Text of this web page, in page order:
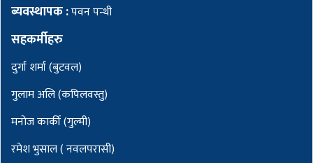
ब्यवस्थापक :पवन पन्थी
सहकर्मीहरु
दुर्गा शर्मा (बुटवल)
गुलाम अलि (कपिलवस्तु)
मनोज कार्की (गुल्मी)
रमेश भुसाल ( नवलपरासी)